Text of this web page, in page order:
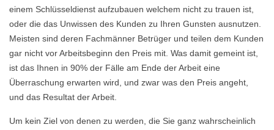
einem Schlüsseldienst aufzubauen welchem nicht zu trauen ist,
oder die das Unwissen des Kunden zu Ihren Gunsten ausnutzen.
Meisten sind deren Fachmänner Betrüger und teilen dem Kunden
gar nicht vor Arbeitsbeginn den Preis mit. Was damit gemeint ist,
ist das Ihnen in 90% der Fälle am Ende der Arbeit eine
Überraschung erwarten wird, und zwar was den Preis angeht,
und das Resultat der Arbeit.
Um kein Ziel von denen zu werden, die Sie ganz wahrscheinlich